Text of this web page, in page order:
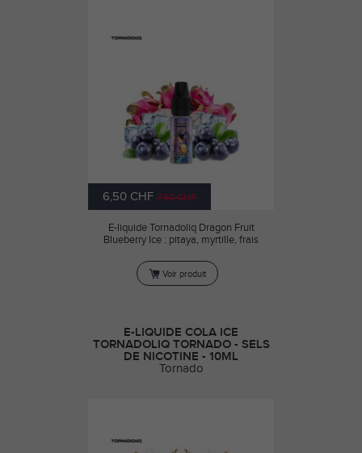
6,50 CHF 7,90 CHF
E-liquide Tornadoliq Dragon Fruit
Blueberry Ice : pitaya, myrtille, frais
Voir produit
E-LIQUIDE COLA ICE
TORNADOLIQ TORNADO - SELS
DE NICOTINE - 10ML
Tornado